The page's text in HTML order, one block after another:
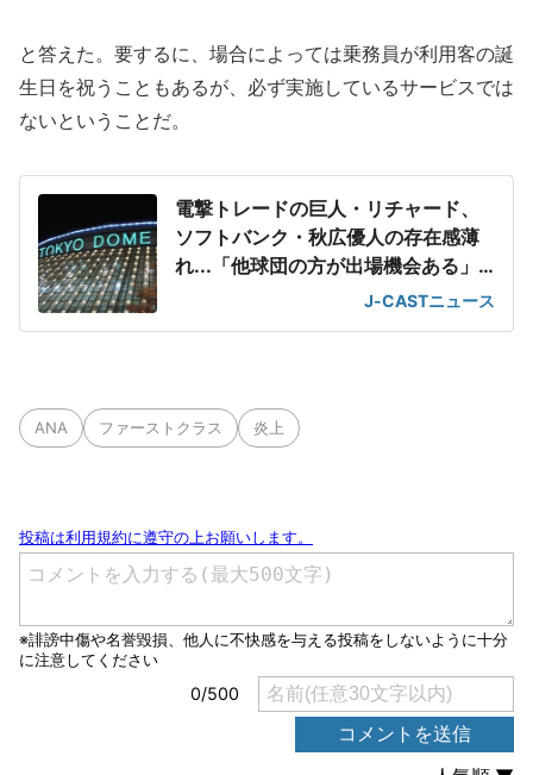
と答えた。要するに、場合によっては乗務員が利用客の誕
生日を祝うこともあるが、必ず実施しているサービスでは
ないということだ。
電撃トレードの巨人・リチャード、
ソフトバンク・秋広優人の存在感薄
れ...「他球団の方が出場機会ある」
J-CASTニュース
ANA ファーストクラス 炎上